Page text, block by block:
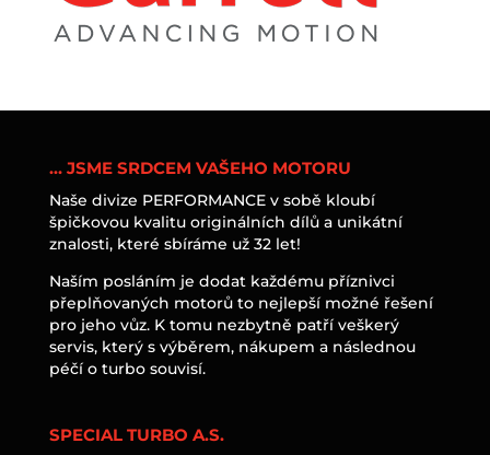
… JSME SRDCEM VAŠEHO MOTORU
Naše divize PERFORMANCE v sobě kloubí
špičkovou kvalitu originálních dílů a unikátní
znalosti, které sbíráme už 32 let!
Naším posláním je dodat každému příznivci
přeplňovaných motorů to nejlepší možné řešení
pro jeho vůz. K tomu nezbytně patří veškerý
servis, který s výběrem, nákupem a následnou
péčí o turbo souvisí.
SPECIAL TURBO A.S.